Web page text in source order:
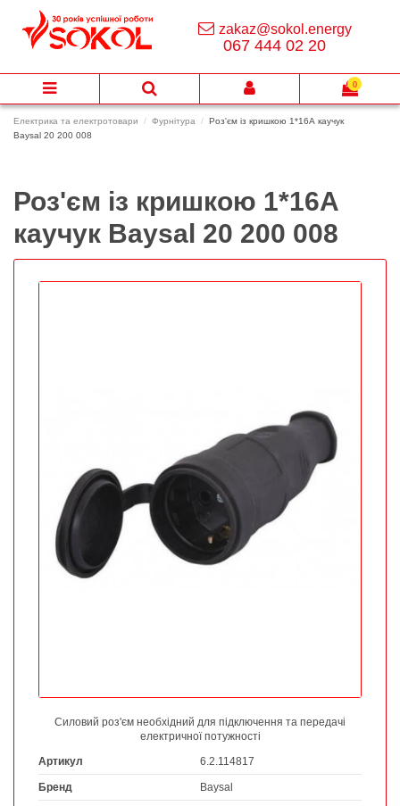
Електрика та електротовари Фурнітура
Роз'єм із кришкою 1*16А каучук
Baysal 20 200 008
Роз'єм із кришкою 1*16А
каучук Baysal 20 200 008
Силовий роз'єм необхідний для підключення та передачі
електричної потужності
Артикул
6.2.114817
Бренд Baysal
zakaz@sokol.energy
067 444 02 20
0